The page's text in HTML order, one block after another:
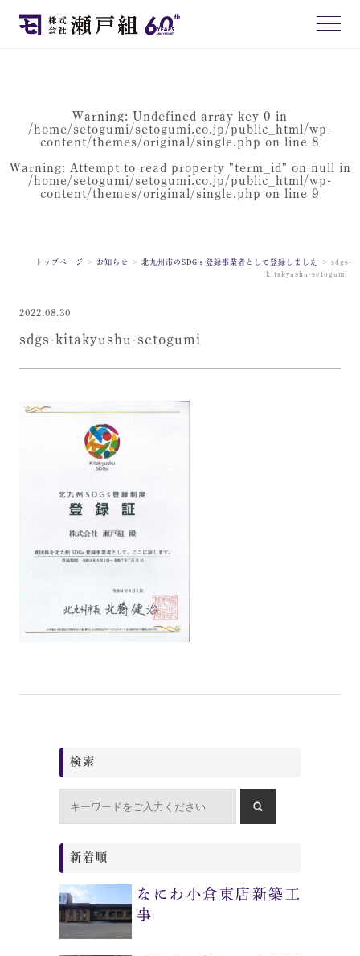
Warning: Undefined array key 0 in
/home/setogumi/setogumi.co.jp/public_html/wp-
content/themes/original/single.php on line 8
Warning: Attempt to read property "term_id" on null in
/home/setogumi/setogumi.co.jp/public_html/wp-
content/themes/original/single.php on line 9
トップページ お知らせ 北九州市のSDGｓ登録事業者として登録しました
sdgs-
kitakyushu-setogumi
2022.08.30
sdgs-kitakyushu-setogumi
検索
新着順
なにわ小倉東店新築工
事